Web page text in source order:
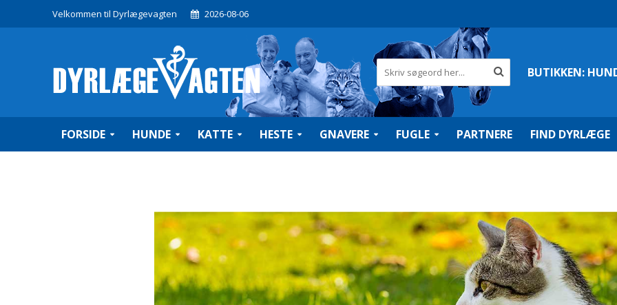
Velkommen til Dyrlægevagten 2026-08-06
BUTIKKEN:
FORSIDE HUNDE KATTE HESTE GNAVERE FUGLE PARTNERE FIND DYRLÆGE